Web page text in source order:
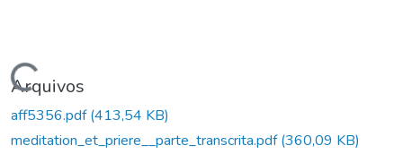
Arquivos
aff5356.pdf(413,54 KB)
meditation_et_priere__parte_transcrita.pdf(360,09 KB)